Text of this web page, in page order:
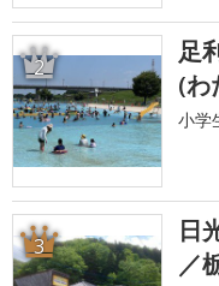
2
足
(わ
小学
3
日
／